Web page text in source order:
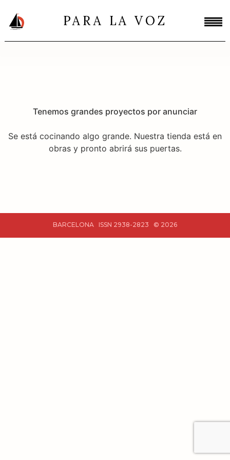
PARA LA VOZ
Tenemos grandes proyectos por anunciar
Se está cocinando algo grande. Nuestra tienda está en
obras y pronto abrirá sus puertas.
BARCELONA ISSN 2938-2823 © 2026